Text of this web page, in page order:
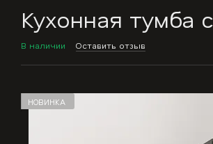
Кухонная
В наличии Оставить отзыв
НОВИНКА